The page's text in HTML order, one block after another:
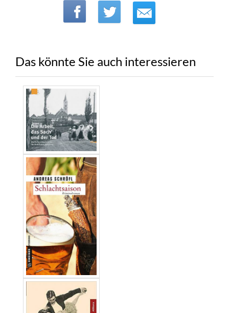
Das könnte Sie auch interessieren